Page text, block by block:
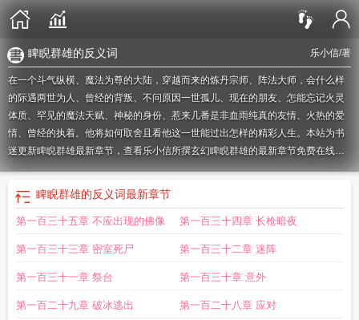
乐小信/著
睥睨群雄的反义词
在一个斗气纵横、魔法为尊的大陆，穿越而来的炼丹宗师、阵法大师，会什么样
的际遇两世为人、曾经的背叛、不问原因一世孤儿、现在的朋友、怎能忘记火灵
体质、罕见的魔法天赋、神秘的身份、惹来几番是非血雨纯真的友情、火热的爱
情、曾经的执着。他将如何取舍且看他这一世能过出怎样的精彩人生。本站为书
迷更新睥睨群雄最新章节，查看乐小信所撰玄幻睥睨群雄的最新章节免费在线阅
读。睥睨lol睥睨群雄打一数字睥睨群雄含义睥睨什么什么睥睨群雄是褒义词
还是贬义词
睥睨出处 睥睨群丘的意思
思 睥睨天下?
商海是什么意思纵横捭阖 睥睨天下 睥睨群雄比喻什么人 睥睨群雄打一生肖
方睥睨的意思是啥睥睨群雄打一准确动物 睥睨群雄形容什么人
义词睥睨全场睥睨群雄近义词 睥睨群雄是什么意思纵横商海
群雄打一正确答案 睥睨群雄什么意思 睥睨群雄是什么生肖动物
睥睨群雄的反义词最新章节
第一百三十五章 不应出现的佛像 第一百三十四章 长枪暗夜
第一百三十三章 密室死尸 第一百三十二章 迷阵
第一百三十一章 祭台 第一百三十章 意外
第一百二十九章 破冰逃出 第一百二十八章 应对